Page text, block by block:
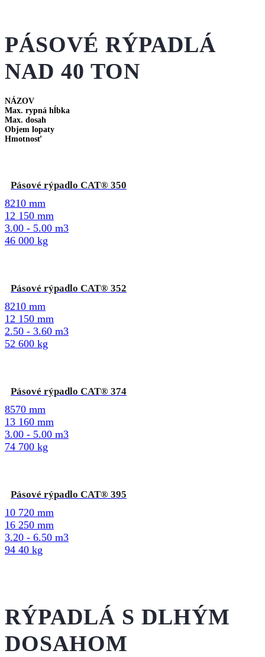
PÁSOVÉ RÝPADLÁ
NAD 40 TON
NÁZOV
Max. rypná hĺbka
Max. dosah
Objem lopaty
Hmotnosť
Pásové rýpadlo CAT® 350
8210 mm
12 150 mm
3.00 - 5.00 m3
46 000 kg
Pásové rýpadlo CAT® 352
8210 mm
12 150 mm
2.50 - 3.60 m3
52 600 kg
Pásové rýpadlo CAT® 374
8570 mm
13 160 mm
3.00 - 5.00 m3
74 700 kg
Pásové rýpadlo CAT® 395
10 720 mm
16 250 mm
3.20 - 6.50 m3
94 40 kg
RÝPADLÁ S DLHÝM
DOSAHOM